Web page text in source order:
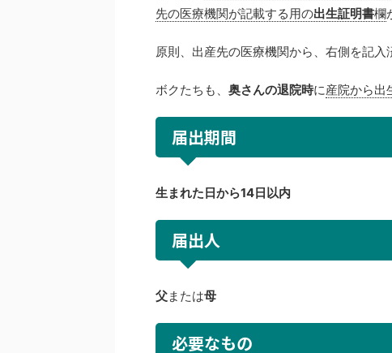
先の医療機関が記載する用の出生証明書欄
原則、出産先の医療機関から、右側を記入
ボクたちも、 奥さんの退院時に産院から出
届出期間
生まれた日から14日以内
届出人
父または母
必要なもの